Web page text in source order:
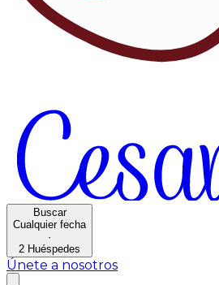
Buscar
Cualquier fecha
·
2 Huéspedes
Únete a nosotros